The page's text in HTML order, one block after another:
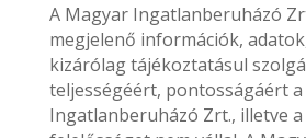
A Magyar Ingatlanberuházó
megjelenő információk,
kizárólag tájékoztatásul
teljességéért, pontosságáért
Ingatlanberuházó Zrt., illetve